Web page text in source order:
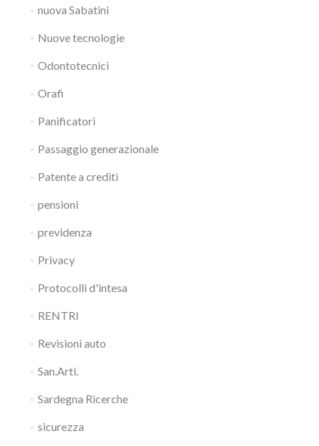
nuova Sabatini
Nuove tecnologie
Odontotecnici
Orafi
Panificatori
Passaggio generazionale
Patente a crediti
pensioni
previdenza
Privacy
Protocolli d'intesa
RENTRI
Revisioni auto
San.Arti.
Sardegna Ricerche
sicurezza